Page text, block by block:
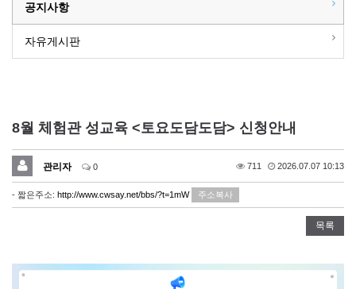
공지사항
자유게시판
8월 체험관 성교육 <토요도담도담> 신청안내
관리자 0 711 2026.07.07 10:13
- 짧은주소: http://www.cwsay.net/bbs/?t=1mW 주소복사
목록